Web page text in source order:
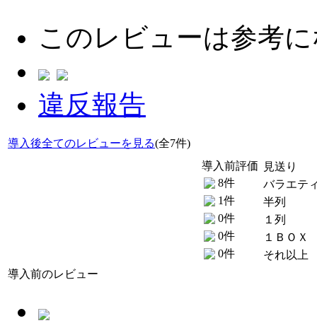
このレビューは参考
違反報告
導入後全てのレビューを見る(全7件)
導入前評価
8件
1件
0件
0件
0件
見送り
バラエテ
半列
１列
１ＢＯＸ
それ以上
導入前のレビュー